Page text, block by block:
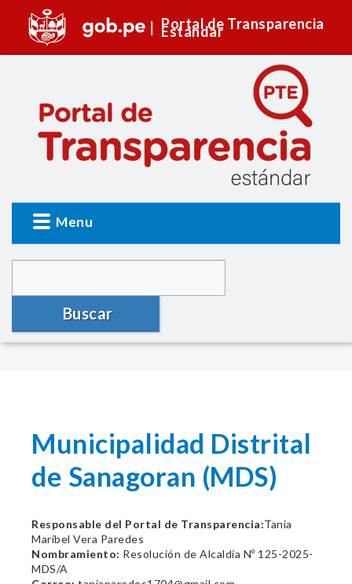
Portal de Transparencia
Estándar
Menu
Buscar
Municipalidad Distrital
de Sanagoran (MDS)
Responsable del Portal de Transparencia:Tania
Maribel Vera Paredes
Nombramiento: Resolución de Alcaldía Nº 125-2025-
MDS/A